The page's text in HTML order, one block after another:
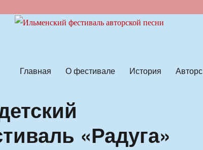
Главная О фестивале История
«Радуга»